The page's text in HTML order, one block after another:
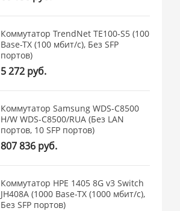
Коммутатор TrendNet TE100-S5 (100
Base-TX (100 мбит/с), Без SFP
портов)
5 272 руб.
Коммутатор Samsung WDS-C8500
H/W WDS-C8500/RUA (Без LAN
портов, 10 SFP портов)
807 836 руб.
Коммутатор HPE 1405 8G v3 Switch
JH408A (1000 Base-TX (1000 мбит/с),
Без SFP портов)